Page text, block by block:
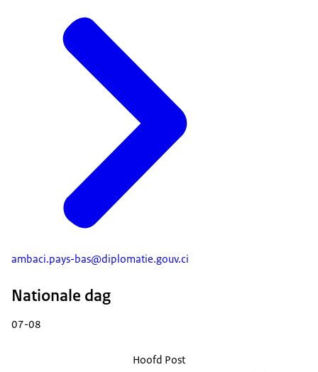
ambaci.pays-bas@diplomatie.gouv.ci
Nationale dag
07-08
Hoofd Post